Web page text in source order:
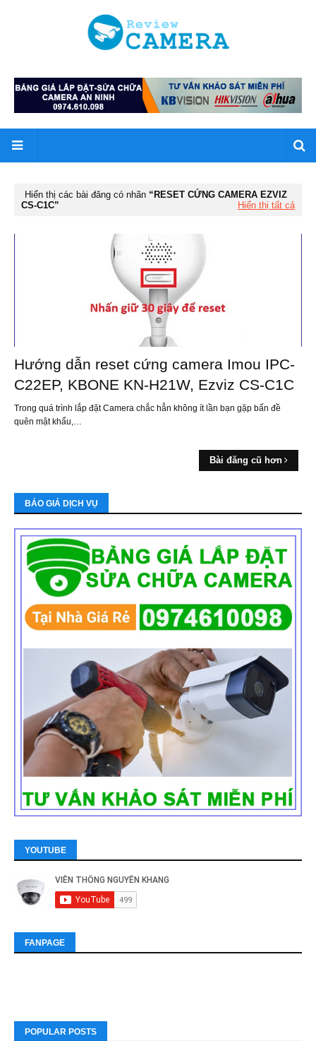
Hiển thị các bài đăng có nhãn
RESET CỨNG CAMERA EZVIZ
CS-C1C
Hiển thị tất cả
Hướng dẫn reset cứng camera Imou IPC-
C22EP, KBONE KN-H21W, Ezviz CS-C1C
Trong quá trình lắp đặt Camera chắc hẳn không ít lần bạn gặp bấn đề
quên mật khẩu,…
Bài đăng cũ hơn
BÁO GIÁ DỊCH VỤ
YOUTUBE
FANPAGE
POPULAR POSTS